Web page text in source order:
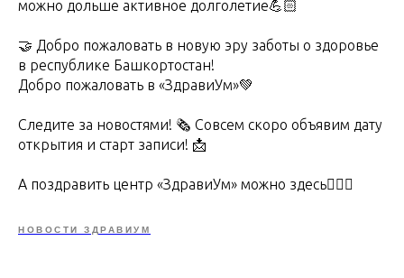
можно дольше активное долголетие💪🏻
🤝 Добро пожаловать в новую эру заботы о здоровье
в республике Башкортостан!
Добро пожаловать в «ЗдравиУм»💚
Следите за новостями! 🗞️ Совсем скоро объявим дату
открытия и старт записи! 📩
А поздравить центр «ЗдравиУм» можно здесь👇🏻🔥
НОВОСТИ ЗДРАВИУМ